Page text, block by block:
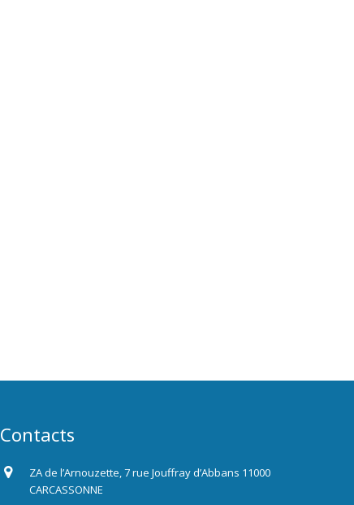
Contacts
ZA de l’Arnouzette, 7 rue Jouffray d’Abbans 11000
CARCASSONNE